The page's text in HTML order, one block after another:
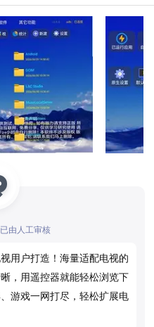
由人工审核
用户打造！海量适配电视的
，用遥控器就能轻松浏览下
游戏一网打尽，轻松扩展电